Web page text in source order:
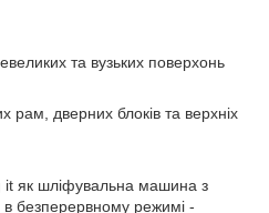
та вузьких поверхонь
рам, дверних блоків та верхніх
як шліфувальна машина з
безперервному режимі -